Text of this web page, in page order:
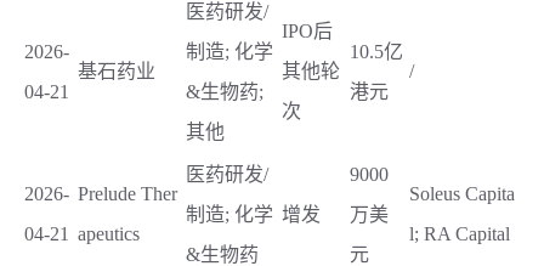
2026-
04-21
基石药业
医药研发/
制造; 化学
&生物药;
其他
IPO后
其他轮
次
10.5亿
港元
/
2026-
04-21
Prelude Ther
apeutics
医药研发/
制造; 化学
&生物药
增发
9000
万美
元
Soleus Capita
l; RA Capital